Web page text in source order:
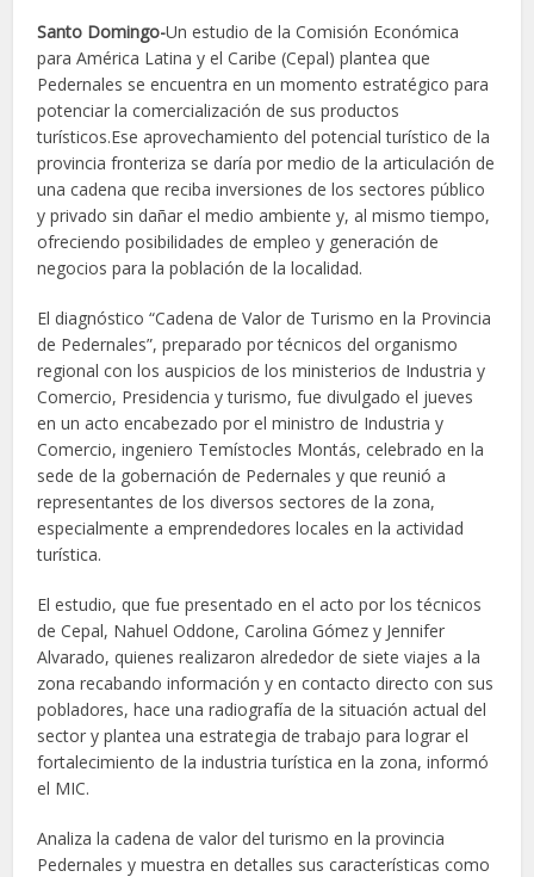
Santo Domingo-Un estudio de la Comisión Económica
para América Latina y el Caribe (Cepal) plantea que
Pedernales se encuentra en un momento estratégico para
potenciar la comercialización de sus productos
turísticos.Ese aprovechamiento del potencial turístico de la
provincia fronteriza se daría por medio de la articulación de
una cadena que reciba inversiones de los sectores público
y privado sin dañar el medio ambiente y, al mismo tiempo,
ofreciendo posibilidades de empleo y generación de
negocios para la población de la localidad.
El diagnóstico “Cadena de Valor de Turismo en la Provincia
de Pedernales”, preparado por técnicos del organismo
regional con los auspicios de los ministerios de Industria y
Comercio, Presidencia y turismo, fue divulgado el jueves
en un acto encabezado por el ministro de Industria y
Comercio, ingeniero Temístocles Montás, celebrado en la
sede de la gobernación de Pedernales y que reunió a
representantes de los diversos sectores de la zona,
especialmente a emprendedores locales en la actividad
turística.
El estudio, que fue presentado en el acto por los técnicos
de Cepal, Nahuel Oddone, Carolina Gómez y Jennifer
Alvarado, quienes realizaron alrededor de siete viajes a la
zona recabando información y en contacto directo con sus
pobladores, hace una radiografía de la situación actual del
sector y plantea una estrategia de trabajo para lograr el
fortalecimiento de la industria turística en la zona, informó
el MIC.
Analiza la cadena de valor del turismo en la provincia
Pedernales y muestra en detalles sus características como